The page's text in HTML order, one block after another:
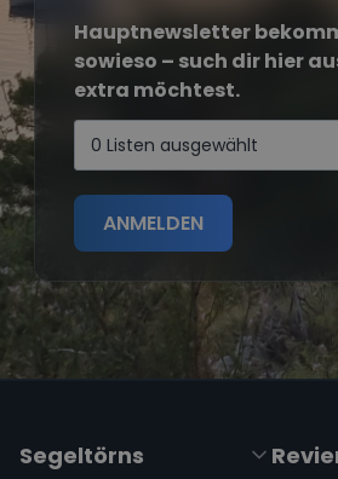
Hauptnewsletter
sowieso – such dir hier
extra möchtest.
0 Listen ausgewählt
ANMELDEN
Segeltörns